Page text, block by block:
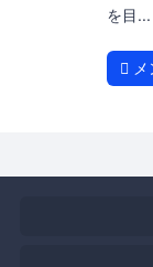
を目...